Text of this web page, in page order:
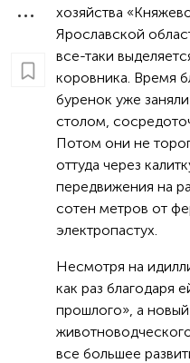
хозяйства
Ярославской
все-таки
коровника. Время
буренок уже
столом,
Потом они не
оттуда через
передвижения на
сотен метров от
электропастух.
Несмотря на
как раз благодаря
прошлого», а
все большее